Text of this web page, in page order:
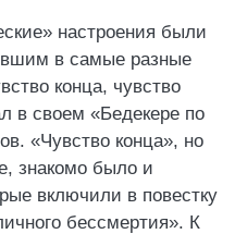
настроения были
в самые разные
конца, чувство
в своем «Бедекере по
«Чувство конца», но
знакомо было и
включили в повестку
бессмертия». К